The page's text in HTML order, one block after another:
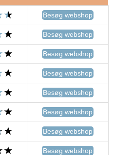
Besøg webshop
Besøg webshop
Besøg webshop
Besøg webshop
Besøg webshop
Besøg webshop
Besøg webshop
Besøg webshop